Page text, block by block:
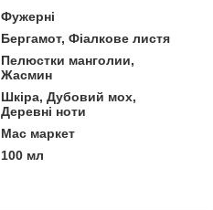
Фужерні
Бергамот, Фіалкове листя
Пелюстки манголии,
Жасмин
Шкіра, Дубовий мох,
Деревні ноти
Мас маркет
100 мл